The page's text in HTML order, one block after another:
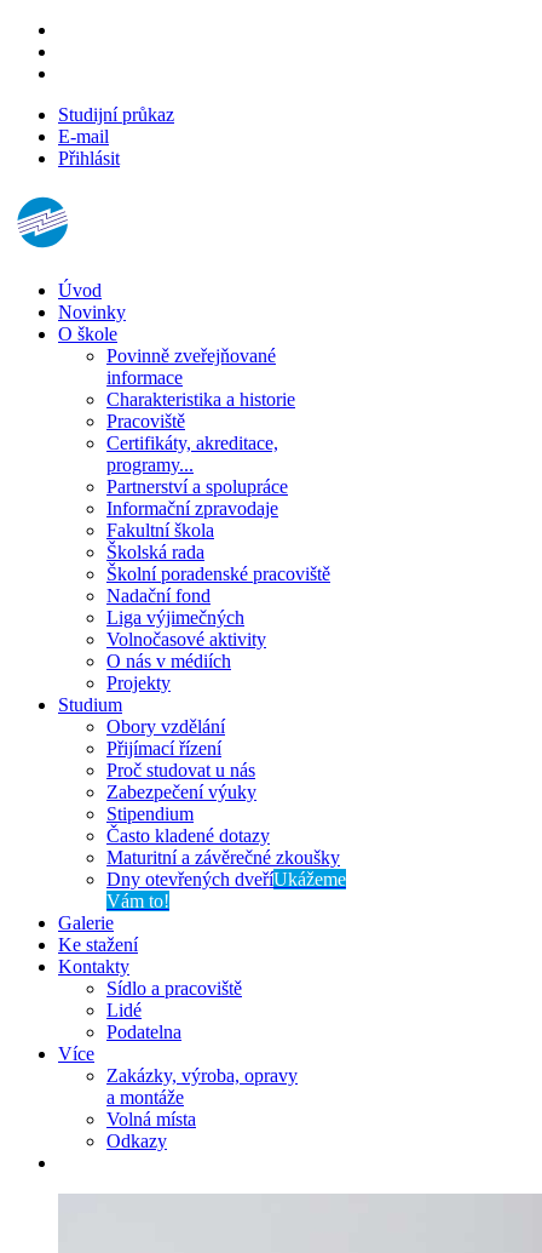
Studijní průkaz
E-mail
Přihlásit
Úvod
Novinky
O škole
Povinně zveřejňované
informace
Charakteristika a historie
Pracoviště
Certifikáty, akreditace,
programy...
Partnerství a spolupráce
Informační zpravodaje
Fakultní škola
Školská rada
Školní poradenské pracoviště
Nadační fond
Liga výjimečných
Volnočasové aktivity
O nás v médiích
Projekty
Studium
Obory vzdělání
Přijímací řízení
Proč studovat u nás
Zabezpečení výuky
Stipendium
Často kladené dotazy
Maturitní a závěrečné zkoušky
Dny otevřených dveříUkážeme
Vám to!
Galerie
Ke stažení
Kontakty
Sídlo a pracoviště
Lidé
Podatelna
Více
Zakázky, výroba, opravy
a montáže
Volná místa
Odkazy